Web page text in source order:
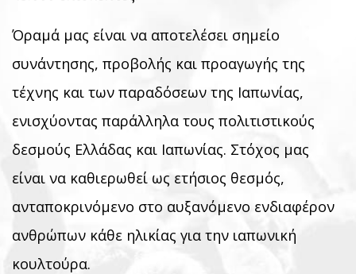
Όραμά μας είναι να αποτελέσει σημείο
συνάντησης, προβολής και προαγωγής της
τέχνης και των παραδόσεων της Ιαπωνίας,
ενισχύοντας παράλληλα τους πολιτιστικούς
δεσμούς Ελλάδας και Ιαπωνίας. Στόχος μας
είναι να καθιερωθεί ως ετήσιος θεσμός,
ανταποκρινόμενο στο αυξανόμενο ενδιαφέρον
ανθρώπων κάθε ηλικίας για την ιαπωνική
κουλτούρα.